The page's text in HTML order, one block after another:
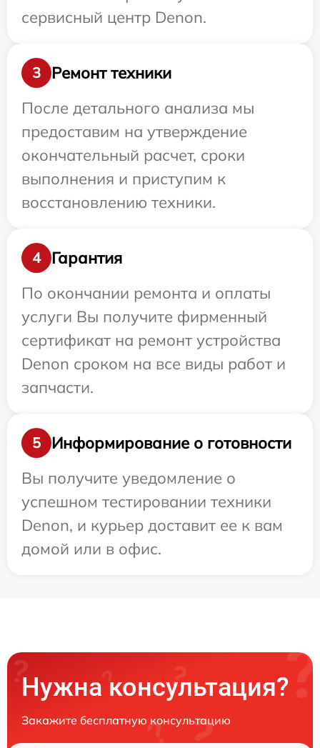
сервисный центр Denon.
3
Ремонт техники
После детального анализа мы
предоставим на утверждение
окончательный расчет, сроки
выполнения и приступим к
восстановлению техники.
4
Гарантия
По окончании ремонта и оплаты
услуги Вы получите фирменный
сертификат на ремонт устройства
Denon сроком на все виды работ и
запчасти.
5
Информирование о готовности
Вы получите уведомление о
успешном тестировании техники
Denon, и курьер доставит ее к вам
домой или в офис.
Нужна консультация?
Закажите бесплатную консультацию